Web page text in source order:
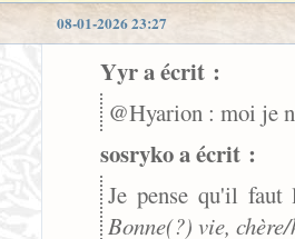
08-01-2026 23:27
Yyr a écrit :
@Hyarion : moi je
sosryko a écrit :
Je pense qu'il
Bonne(?) vie,